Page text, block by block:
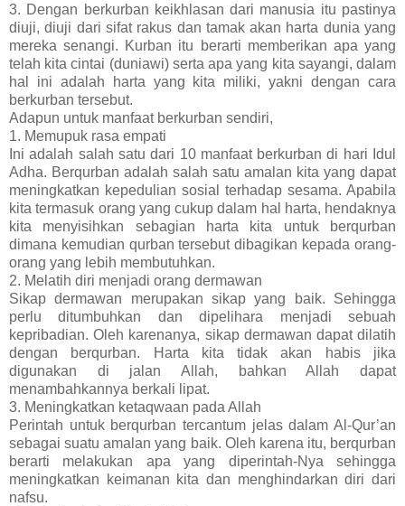
3. Dengan berkurban keikhlasan dari manusia itu pastinya
diuji, diuji dari sifat rakus dan tamak akan harta dunia yang
mereka senangi. Kurban itu berarti memberikan apa yang
telah kita cintai (duniawi) serta apa yang kita sayangi, dalam
hal ini adalah harta yang kita miliki, yakni dengan cara
berkurban tersebut.
Adapun untuk manfaat berkurban sendiri,
1. Memupuk rasa empati
Ini adalah salah satu dari 10 manfaat berkurban di hari Idul
Adha. Berqurban adalah salah satu amalan kita yang dapat
meningkatkan kepedulian sosial terhadap sesama. Apabila
kita termasuk orang yang cukup dalam hal harta, hendaknya
kita menyisihkan sebagian harta kita untuk berqurban
dimana kemudian qurban tersebut dibagikan kepada orang-
orang yang lebih membutuhkan.
2. Melatih diri menjadi orang dermawan
Sikap dermawan merupakan sikap yang baik. Sehingga
perlu ditumbuhkan dan dipelihara menjadi sebuah
kepribadian. Oleh karenanya, sikap dermawan dapat dilatih
dengan berqurban. Harta kita tidak akan habis jika
digunakan di jalan Allah, bahkan Allah dapat
menambahkannya berkali lipat.
3. Meningkatkan ketaqwaan pada Allah
Perintah untuk berqurban tercantum jelas dalam Al-Qur’an
sebagai suatu amalan yang baik. Oleh karena itu, berqurban
berarti melakukan apa yang diperintah-Nya sehingga
meningkatkan keimanan kita dan menghindarkan diri dari
nafsu.